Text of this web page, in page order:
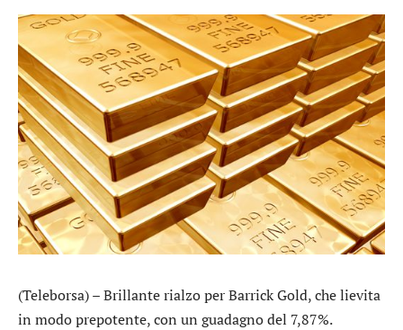
(Teleborsa) – Brillante rialzo perBarrick Gold, che lievita
in modo prepotente, con un guadagno del 7,87%.